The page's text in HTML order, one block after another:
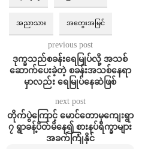
အညာသား အတွေးအမြင်
previous post
ဒုက္ခသည်စခန်းရေမြုပ်လို့ အသစ်
ဆောက်ပေးခဲ့တဲ့ စခန်းအသစ်နေရာ
မှာလည်း ရေမြုပ်နေဆဲဖြစ်
next post
တိုက်ပွဲကြောင့် မောင်တောမှကျေးရွာ
၇ ရွာခန့်ပိတ်မိနေ၍ စားနပ်ရိက္ခာများ
အခက်ကြုံနိုင်